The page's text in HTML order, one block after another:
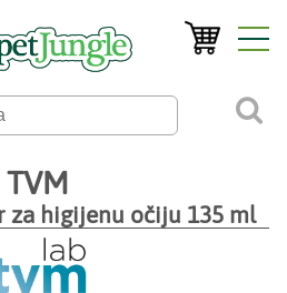
TVM
za higijenu očiju 135 ml